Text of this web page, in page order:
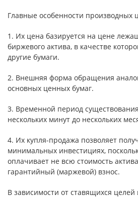
Главные особенности производных
1. Их цена базируется на цене
биржевого актива, в качестве
другие бумаги.
2. Внешняя форма обращения
основных ценных бумаг.
3. Временной период
нескольких минут до нескольких
4. Их купля-продажа позволяет
минимальных инвестициях,
оплачивает не всю стоимость
гарантийный (маржевой) взнос.
В зависимости от ставящихся